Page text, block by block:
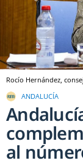
Rocío Hernández,
ANDALUCÍA
al